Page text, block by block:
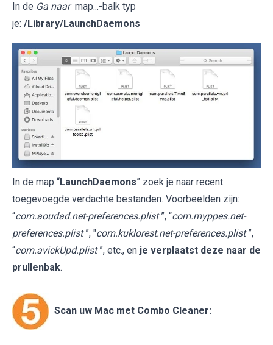
In de Ga naar map...-balk typ
je: /Library/LaunchDaemons
In de map “LaunchDaemons” zoek je naar recent
toegevoegde verdachte bestanden. Voorbeelden zijn:
“com.aoudad.net-preferences.plist ”, “com.myppes.net-
preferences.plist ”, "com.kuklorest.net-preferences.plist ”,
“com.avickUpd.plist ”, etc., en je verplaatst deze naar de
prullenbak.
Scan uw Mac met Combo Cleaner: